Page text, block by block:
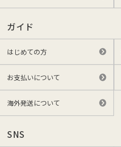
ガイド
はじめての方
お支払いについて
海外発送について
SNS